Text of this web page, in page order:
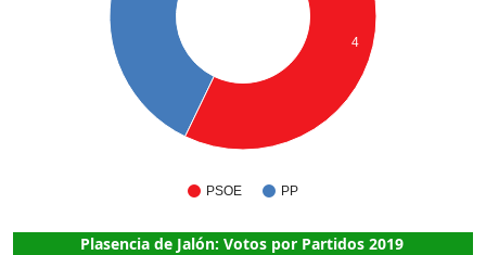
PSOE PP
4
Plasencia de Jalón: Votos por Partidos 2019